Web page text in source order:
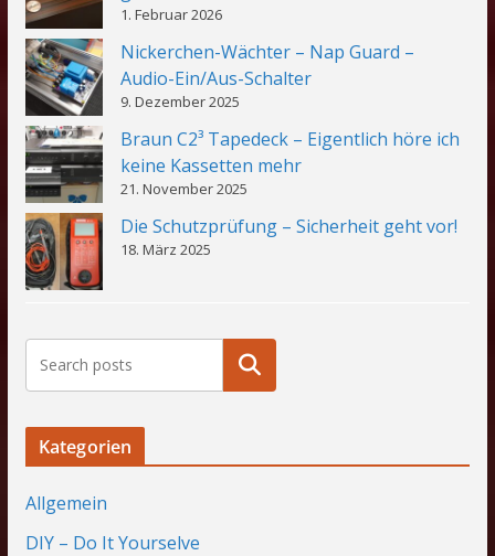
1. Februar 2026
Nickerchen-Wächter – Nap Guard –
Audio-Ein/Aus-Schalter
9. Dezember 2025
Braun C2³ Tapedeck – Eigentlich höre ich
keine Kassetten mehr
21. November 2025
Die Schutzprüfung – Sicherheit geht vor!
18. März 2025
Suchen
Kategorien
Allgemein
DIY – Do It Yourselve